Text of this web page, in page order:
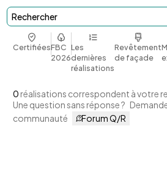
Rechercher
CertifiéesFBC
2026
Les
dernières
réalisations
Revêtement
de façade
0 réalisations correspondent à votre
Une question sans réponse ?
communauté
Forum Q/R